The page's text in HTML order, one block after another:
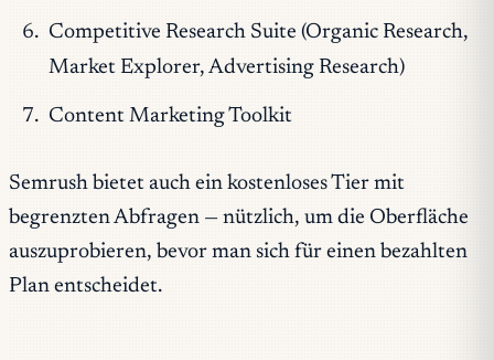
Competitive Research Suite (Organic Research,
Market Explorer, Advertising Research)
Content Marketing Toolkit
Semrush bietet auch ein kostenloses Tier mit
begrenzten Abfragen — nützlich, um die Oberfläche
auszuprobieren, bevor man sich für einen bezahlten
Plan entscheidet.